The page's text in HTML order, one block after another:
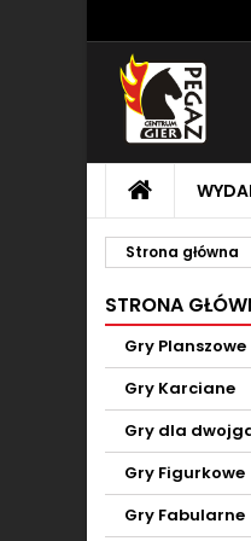
STRONA
GŁÓWNA
Strona główna
STRONA
Gry Planszowe
Gry Karciane
Gry dla
Gry Figurkowe
Gry Fabularne